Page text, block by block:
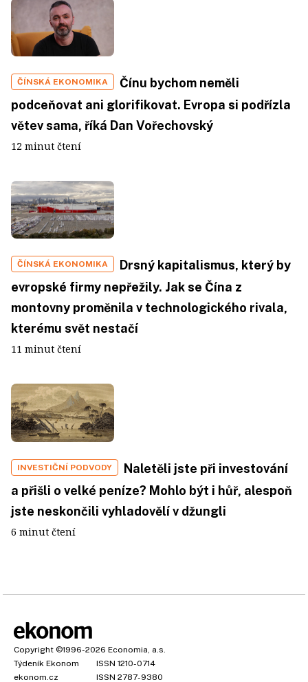
ČÍNSKÁ EKONOMIKA
Čínu bychom neměli
podceňovat ani glorifikovat. Evropa si podřízla
větev sama, říká Dan Vořechovský
12 minut čtení
ČÍNSKÁ EKONOMIKA
Drsný kapitalismus, který by
evropské firmy nepřežily. Jak se Čína z
montovny proměnila v technologického rivala,
kterému svět nestačí
11 minut čtení
INVESTIČNÍ PODVODY
Naletěli jste při investování
a přišli o velké peníze? Mohlo být i hůř, alespoň
jste neskončili vyhladovělí v džungli
6 minut čtení
Copyright ©1996-2026 Economia, a.s.
Týdeník Ekonom
ISSN 1210-0714
ekonom.cz
ISSN 2787-9380